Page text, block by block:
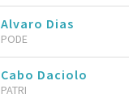
Alvaro Dias
PODE
Cabo Daciolo
PATRI